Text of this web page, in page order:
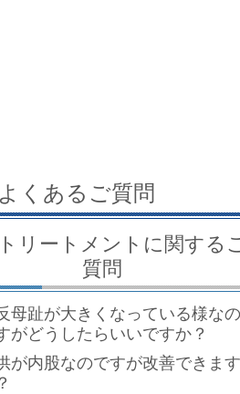
よくあるご質問
リートメントに関する
質問
母趾が大きくなっている様なの
がどうしたらいいですか？
が内股なのですが改善できます